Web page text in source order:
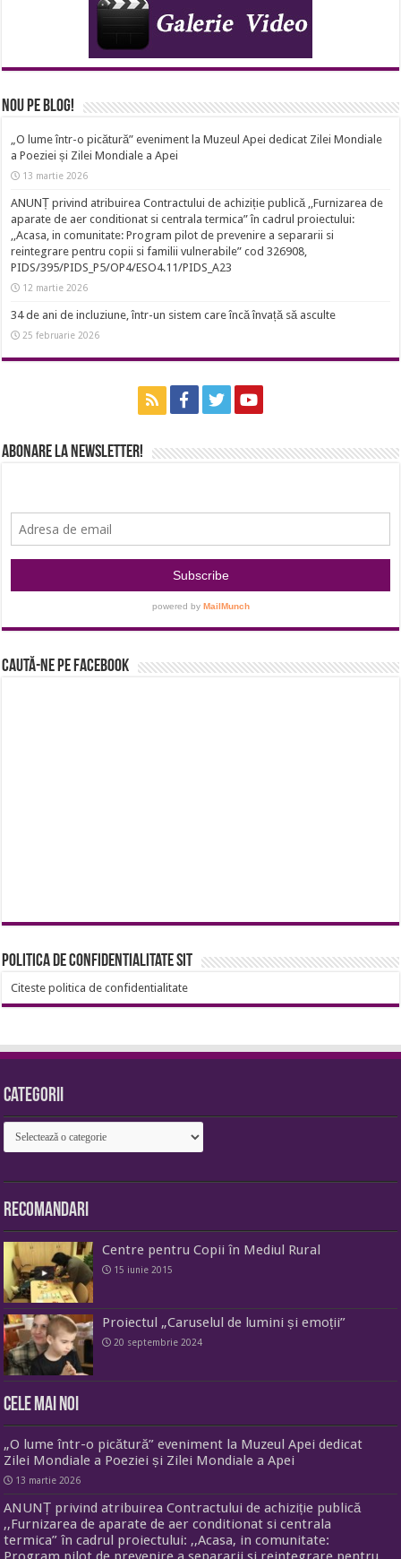
Nou pe Blog!
„O lume într-o picătură” eveniment la Muzeul Apei dedicat Zilei Mondiale
a Poeziei și Zilei Mondiale a Apei
13 martie 2026
ANUNȚ privind atribuirea Contractului de achiziție publică ,,Furnizarea de
aparate de aer conditionat si centrala termica” în cadrul proiectului:
,,Acasa, in comunitate: Program pilot de prevenire a separarii si
reintegrare pentru copii si familii vulnerabile” cod 326908,
PIDS/395/PIDS_P5/OP4/ESO4.11/PIDS_A23
12 martie 2026
34 de ani de incluziune, într-un sistem care încă învață să asculte
25 februarie 2026
Abonare la newsletter!
Caută-ne pe Facebook
Politica de confidentialitate sit
Citeste politica de confidentialitate
Categorii
Categorii
Recomandari
Centre pentru Copii în Mediul Rural
15 iunie 2015
Proiectul „Caruselul de lumini și emoții”
20 septembrie 2024
Cele mai noi
„O lume într-o picătură” eveniment la Muzeul Apei dedicat
Zilei Mondiale a Poeziei și Zilei Mondiale a Apei
13 martie 2026
ANUNȚ privind atribuirea Contractului de achiziție publică
,,Furnizarea de aparate de aer conditionat si centrala
termica” în cadrul proiectului: ,,Acasa, in comunitate: